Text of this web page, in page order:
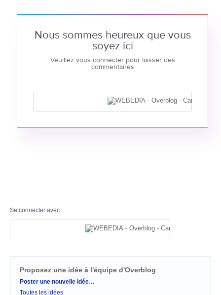
Nous sommes heureux que vous
soyez ici
Veuillez vous connecter pour laisser des
commentaires
Se connecter avec
Proposez une idée à l'équipe d'Overblog
Catégories
Poster une nouvelle idée…
Toutes les idées